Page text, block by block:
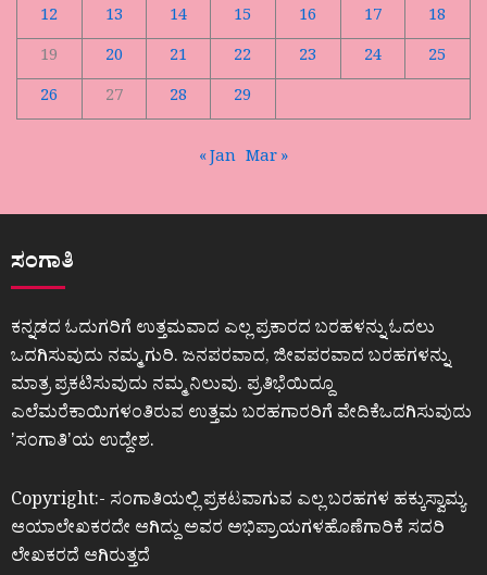
12
13 14 15 16 17
18
19
20 21 22 23 24
25
26
27 28 29
« Jan Mar »
ಸಂಗಾತಿ
ಕನ್ನಡದ ಓದುಗರಿಗೆ ಉತ್ತಮವಾದ ಎಲ್ಲ ಪ್ರಕಾರದ ಬರಹಳನ್ನು ಓದಲು
ಒದಗಿಸುವುದು ನಮ್ಮ ಗುರಿ. ಜನಪರವಾದ, ಜೀವಪರವಾದ ಬರಹಗಳನ್ನು
ಮಾತ್ರ ಪ್ರಕಟಿಸುವುದು ನಮ್ಮ ನಿಲುವು. ಪ್ರತಿಭೆಯಿದ್ದೂ
ಎಲೆಮರೆಕಾಯಿಗಳಂತಿರುವ ಉತ್ತಮ ಬರಹಗಾರರಿಗೆ ವೇದಿಕೆಒದಗಿಸುವುದು
ʼಸಂಗಾತಿʼಯ ಉದ್ದೇಶ.
Copyright:- ಸಂಗಾತಿಯಲ್ಲಿ ಪ್ರಕಟವಾಗುವ ಎಲ್ಲ ಬರಹಗಳ ಹಕ್ಕುಸ್ವಾಮ್ಯ
ಆಯಾಲೇಖಕರದೇ ಆಗಿದ್ದು ಅವರ ಅಭಿಪ್ರಾಯಗಳಹೊಣೆಗಾರಿಕೆ ಸದರಿ
ಲೇಖಕರದೆ ಆಗಿರುತ್ತದೆ